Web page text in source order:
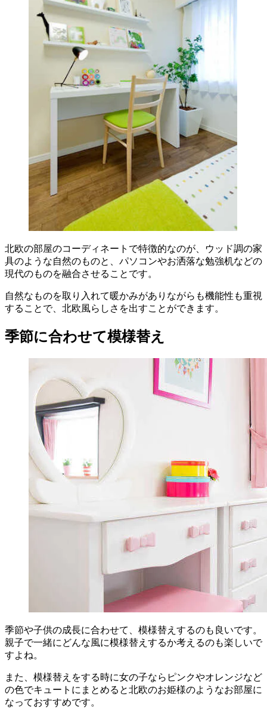
北欧の部屋のコーディネートで特徴的なのが、ウッド調の家
具のような自然のものと、パソコンやお洒落な勉強机などの
現代のものを融合させることです。
自然なものを取り入れて暖かみがありながらも機能性も重視
することで、北欧風らしさを出すことができます。
季節に合わせて模様替え
季節や子供の成長に合わせて、模様替えするのも良いです。
親子で一緒にどんな風に模様替えするか考えるのも楽しいで
すよね。
また、模様替えをする時に女の子ならピンクやオレンジなど
の色でキュートにまとめると北欧のお姫様のようなお部屋に
なっておすすめです。